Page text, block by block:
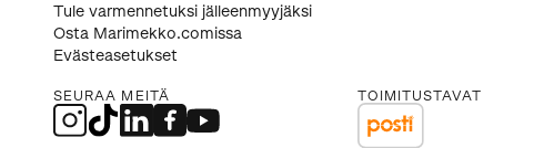
Tule varmennetuksi jälleenmyyjäksi
Osta Marimekko.comissa
Evästeasetukset
SEURAA MEITÄ TOIMITUSTAVAT